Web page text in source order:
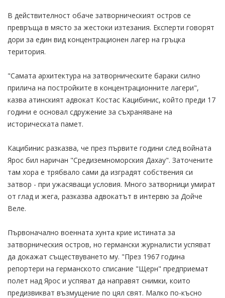
В действителност обаче затворническият остров се
превръща в място за жестоки изтезания. Експерти говорят
дори за един вид концентрационен лагер на гръцка
територия.
"Самата архитектура на затворническите бараки силно
прилича на постройките в концентрационните лагери",
казва атинският адвокат Костас Кацибинис, който преди 17
години е основал сдружение за съхраняване на
историческата памет.
Кацибинис разказва, че през първите години след войната
Ярос бил наричан "Средиземноморския Дахау". Заточените
там хора е трябвало сами да изградят собствения си
затвор - при ужасяващи условия. Много затворници умират
от глад и жега, разказва адвокатът в интервю за Дойче
Веле.
Първоначално военната хунта крие истината за
затворническия остров, но германски журналисти успяват
да докажат съществуването му. "През 1967 година
репортери на германското списание "Щерн" предприемат
полет над Ярос и успяват да направят снимки, които
предизвикват възмущение по цял свят. Малко по-късно